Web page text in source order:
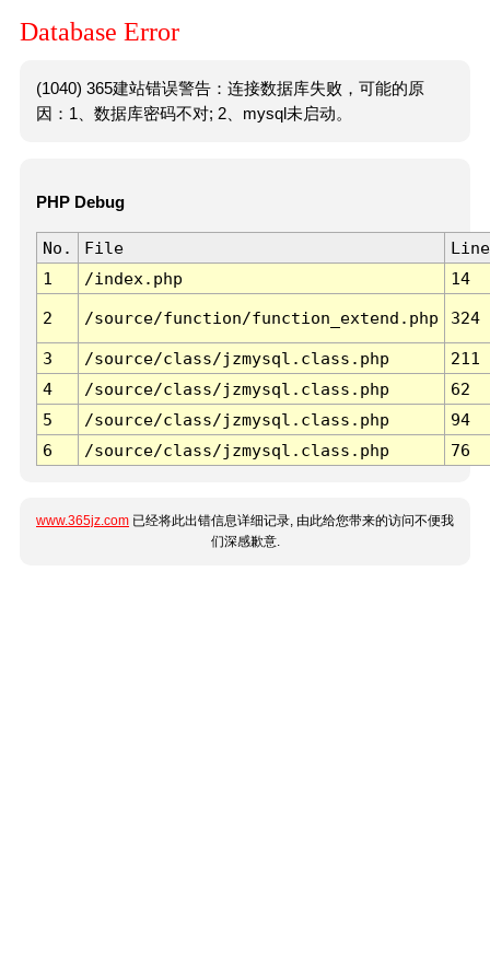
Database Error
(1040) 365建站错误警告：连接数据库失败，可能的原
因：1、数据库密码不对; 2、mysql未启动。
PHP Debug
No. File
Line
1
/index.php 14
2 /source/function/function_extend.php 324
3 /source/class/jzmysql.class.php
211
4
/source/class/jzmysql.class.php
62
5
/source/class/jzmysql.class.php
94
6
/source/class/jzmysql.class.php 76
www.365jz.com 已经将此出错信息详细记录, 由此给您带来的访问不便我
们深感歉意.